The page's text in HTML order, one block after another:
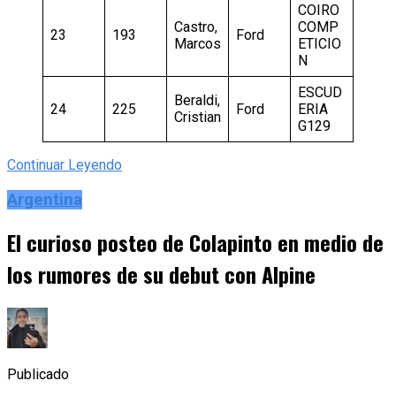
23 193
Castro,
Marcos
Ford
COIRO
COMP
ETICIO
N
24 225
Beraldi,
Cristian
Ford
ESCUD
ERIA
G129
Continuar Leyendo
Argentina
El curioso posteo de Colapinto en medio de
los rumores de su debut con Alpine
Publicado